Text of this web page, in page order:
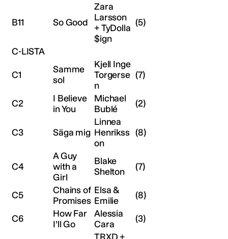
B11 So Good
Zara
Larsson
+ TyDolla
$ign
(5)
C-LISTA
C1
Samme
sol
Kjell Inge
Torgerse
n
(7)
C2
I Believe
in You
Michael
Bublé
(2)
C3 Säga mig
Linnea
Henrikss
on
(8)
C4
A Guy
with a
Girl
Blake
Shelton
(7)
C5
Chains of
Promises
Elsa &
Emilie
(8)
C6
How Far
I’ll Go
Alessia
Cara
(3)